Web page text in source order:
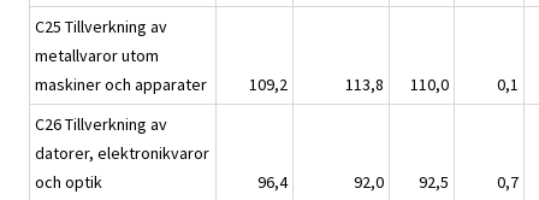
C25 Tillverkning av
metallvaror utom
maskiner och apparater
109,2 113,8 110,0
0,1
C26 Tillverkning av
datorer, elektronikvaror
och optik
96,4 92,0 92,5
0,7